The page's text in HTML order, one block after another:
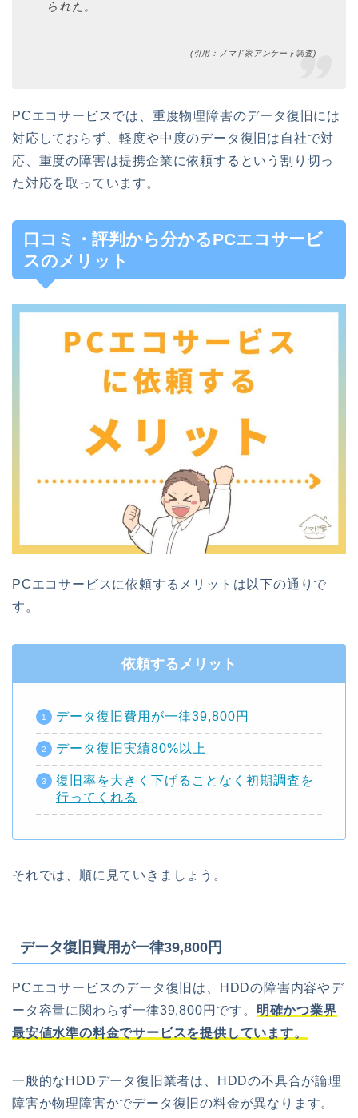
られた。
(引用：ノマド家アンケート調査)
PCエコサービスでは、重度物理障害のデータ復旧には
対応しておらず、軽度や中度のデータ復旧は自社で対
応、重度の障害は提携企業に依頼するという割り切っ
た対応を取っています。
口コミ・評判から分かるPCエコサービ
スのメリット
PCエコサービスに依頼するメリットは以下の通りで
す。
依頼するメリット
データ復旧費用が一律39,800円
データ復旧実績80%以上
復旧率を大きく下げることなく初期調査を
行ってくれる
それでは、順に見ていきましょう。
データ復旧費用が一律39,800円
PCエコサービスのデータ復旧は、HDDの障害内容やデ
ータ容量に関わらず一律39,800円です。 明確かつ業界
最安値水準の料金でサービスを提供しています。
一般的なHDDデータ復旧業者は、HDDの不具合が論理
障害か物理障害かでデータ復旧の料金が異なります。